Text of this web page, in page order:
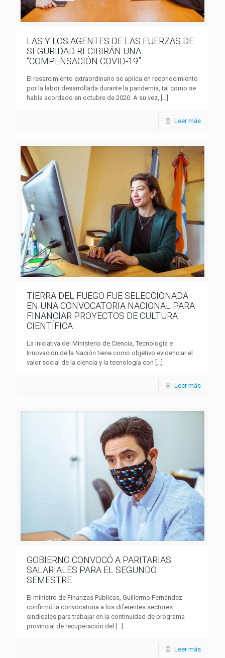
LAS Y LOS AGENTES DE LAS FUERZAS DE
SEGURIDAD RECIBIRÁN UNA
“COMPENSACIÓN COVID-19”
El resarcimiento extraordinario se aplica en reconocimiento
por la labor desarrollada durante la pandemia, tal como se
había acordado en octubre de 2020. A su vez, […]
Leer más
TIERRA DEL FUEGO FUE SELECCIONADA
EN UNA CONVOCATORIA NACIONAL PARA
FINANCIAR PROYECTOS DE CULTURA
CIENTÍFICA
La iniciativa del Ministerio de Ciencia, Tecnología e
Innovación de la Nación tiene como objetivo evidenciar el
valor social de la ciencia y la tecnología con […]
Leer más
GOBIERNO CONVOCÓ A PARITARIAS
SALARIALES PARA EL SEGUNDO
SEMESTRE
El ministro de Finanzas Públicas, Guillermo Fernández
confirmó la convocatoria a los diferentes sectores
sindicales para trabajar en la continuidad de programa
provincial de recuperación del
[…]
Leer más